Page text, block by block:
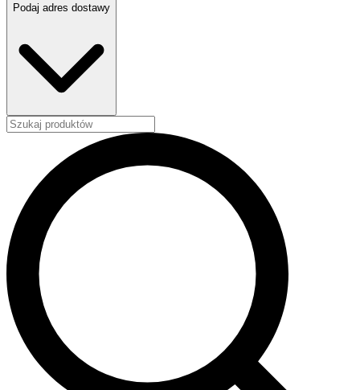
Podaj adres dostawy